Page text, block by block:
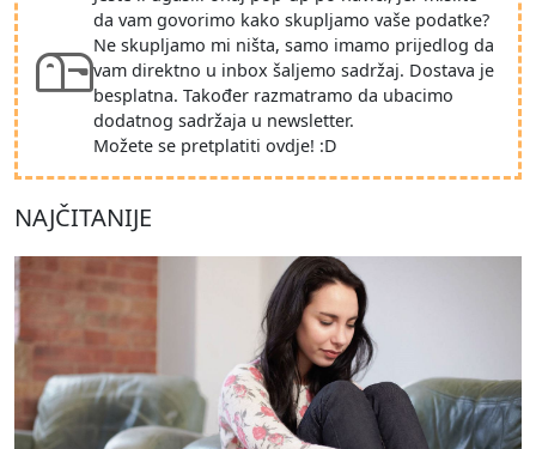
da vam govorimo kako skupljamo vaše podatke?
Ne skupljamo mi ništa, samo imamo prijedlog da
vam direktno u inbox šaljemo sadržaj. Dostava je
besplatna. Također razmatramo da ubacimo
dodatnog sadržaja u newsletter.
Možete se pretplatiti ovdje! :D
NAJČITANIJE